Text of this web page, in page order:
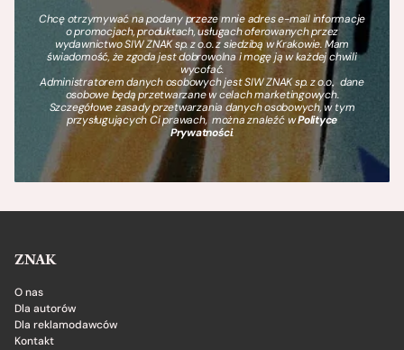
Chcę otrzymywać na podany przeze mnie adres e-mail informacje
o promocjach, produktach, usługach oferowanych przez
wydawnictwo SIW ZNAK sp. z o.o. z siedzibą w Krakowie. Mam
świadomość, że zgoda jest dobrowolna i mogę ją w każdej chwili
wycofać.
Administratorem danych osobowych jest SIW ZNAK sp. z o.o., dane
osobowe będą przetwarzane w celach marketingowych.
Szczegółowe zasady przetwarzania danych osobowych, w tym
przysługujących Ci prawach, można znaleźć wPolityce
Prywatności.
ZNAK
O nas
Dla autorów
Dla reklamodawców
Kontakt